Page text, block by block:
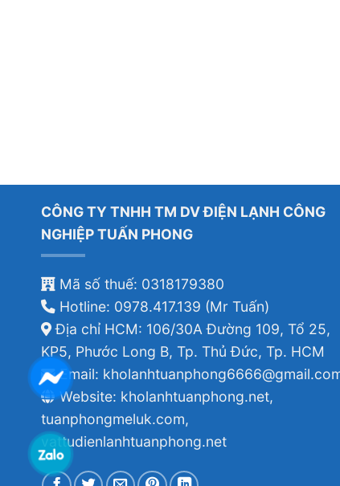
CÔNG TY TNHH TM DV ĐIỆN LẠNH CÔNG
NGHIỆP TUẤN PHONG
Mã số thuế: 0318179380
Hotline: 0978.417.139 (Mr Tuấn)
Địa chỉ HCM: 106/30A Đường 109, Tổ 25,
KP5, Phước Long B, Tp. Thủ Đức, Tp. HCM
Email:
Website: kholanhtuanphong.net,
tuanphongmeluk.com,
vattudienlanhtuanphong.net